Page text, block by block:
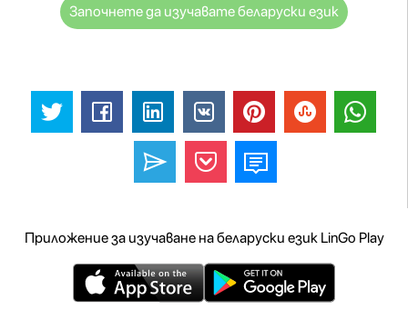
Започнете да изучавате беларуски език
Приложение за изучаване на беларуски език LinGo Play